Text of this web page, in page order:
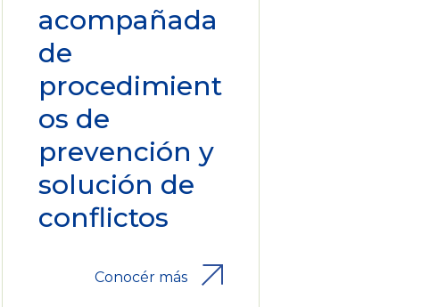
acompañada
de
procedimient
os de
prevención y
solución de
conflictos
Conocér más